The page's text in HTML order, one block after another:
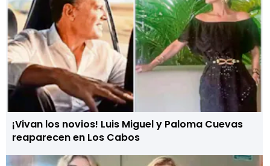
¡Vivan los novios! Luis Miguel y Paloma Cuevas
reaparecen en Los Cabos